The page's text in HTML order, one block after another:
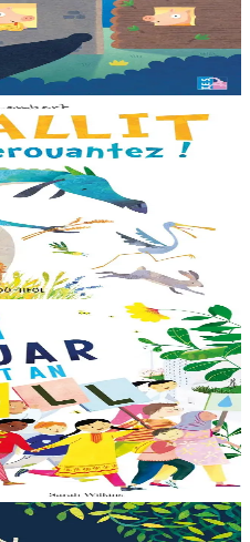
a veve eürus gant o zud. Un
hini kaout e di ! Ur rummad
!
Bleunioù zo, geot flour hag
ket evit chom amañ ! a huch
meurbet ivez, met ezhomm he
gwelloc’h efedoù Mab-
mañ....